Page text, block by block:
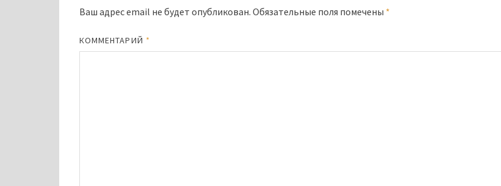
Ваш адрес email не будет опубликован. Обязательные поля помечены *
КОММЕНТАРИЙ *